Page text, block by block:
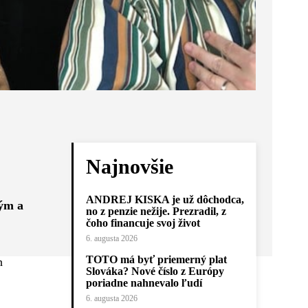
a
Najnovšie
ANDREJ KISKA je už dôchodca,
no z penzie nežije. Prezradil, z
čoho financuje svoj život
6. augusta 2026
TOTO má byť priemerný plat
Slováka? Nové číslo z Európy
poriadne nahnevalo ľudí
6. augusta 2026